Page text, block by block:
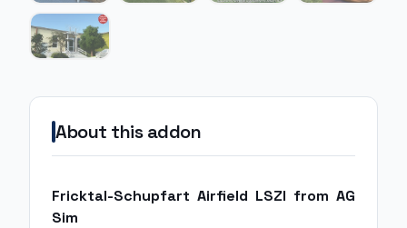
About this addon
Fricktal-Schupfart Airfield LSZI from AG
Sim